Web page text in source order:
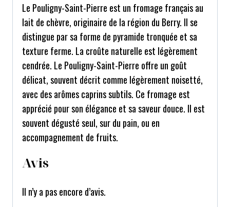
Le Pouligny-Saint-Pierre est un fromage français au
lait de chèvre, originaire de la région du Berry. Il se
distingue par sa forme de pyramide tronquée et sa
texture ferme. La croûte naturelle est légèrement
cendrée. Le Pouligny-Saint-Pierre offre un goût
délicat, souvent décrit comme légèrement noisetté,
avec des arômes caprins subtils. Ce fromage est
apprécié pour son élégance et sa saveur douce. Il est
souvent dégusté seul, sur du pain, ou en
accompagnement de fruits.
Avis
Il n’y a pas encore d’avis.